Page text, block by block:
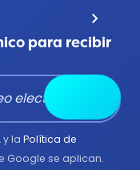
keyboard_arrow_down
para recibir
y la Política de
Google se aplican.